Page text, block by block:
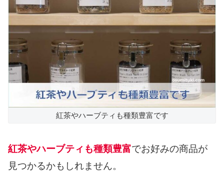
紅茶やハーブティも種類豊富です
紅茶やハーブティも種類豊富でお好みの商品が
見つかるかもしれません。